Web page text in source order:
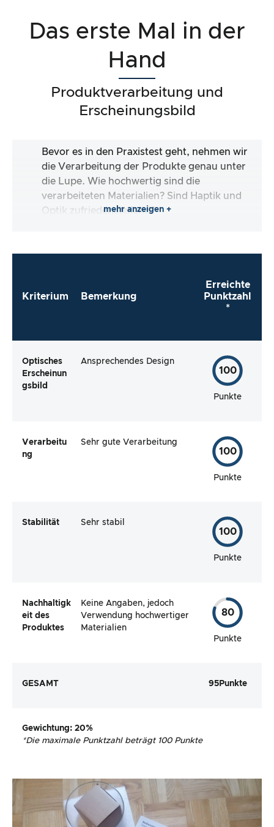
Das erste Mal in der
Hand
Produktverarbeitung und
Erscheinungsbild
Bevor es in den Praxistest geht, nehmen wir
die Verarbeitung der Produkte genau unter
die Lupe. Wie hochwertig sind die
verarbeiteten Materialien? Sind Haptik und
Optik zufriedenstellend?
mehr anzeigen +
Kriterium Bemerkung
Erreichte
Punktzahl
*
Optisches
Erscheinun
gsbild
Ansprechendes Design
100
Punkte
Verarbeitu
ng
Sehr gute Verarbeitung
100
Punkte
Stabilität Sehr stabil
100
Punkte
Nachhaltigk
eit des
Produktes
Keine Angaben, jedoch
Verwendung hochwertiger
Materialien
80
Punkte
GESAMT 95Punkte
Gewichtung: 20%
*Die maximale Punktzahl beträgt 100 Punkte